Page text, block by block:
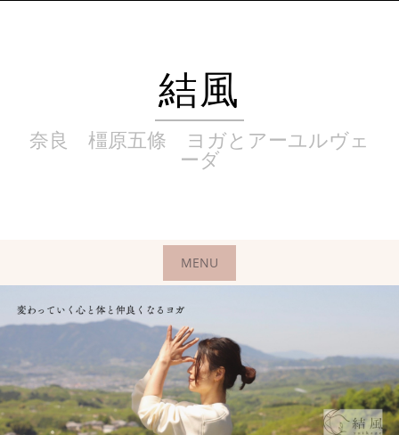
結風
奈良 橿原五條 ヨガとアーユルヴェ
ーダ
MENU
to